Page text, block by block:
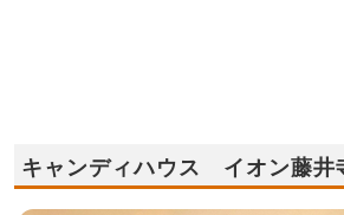
キャンディハウス イオン藤井